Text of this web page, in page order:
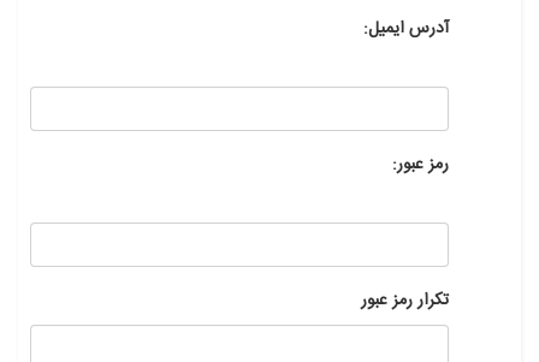
آدرس ایمیل:
رمز عبور:
تکرار رمز عبور